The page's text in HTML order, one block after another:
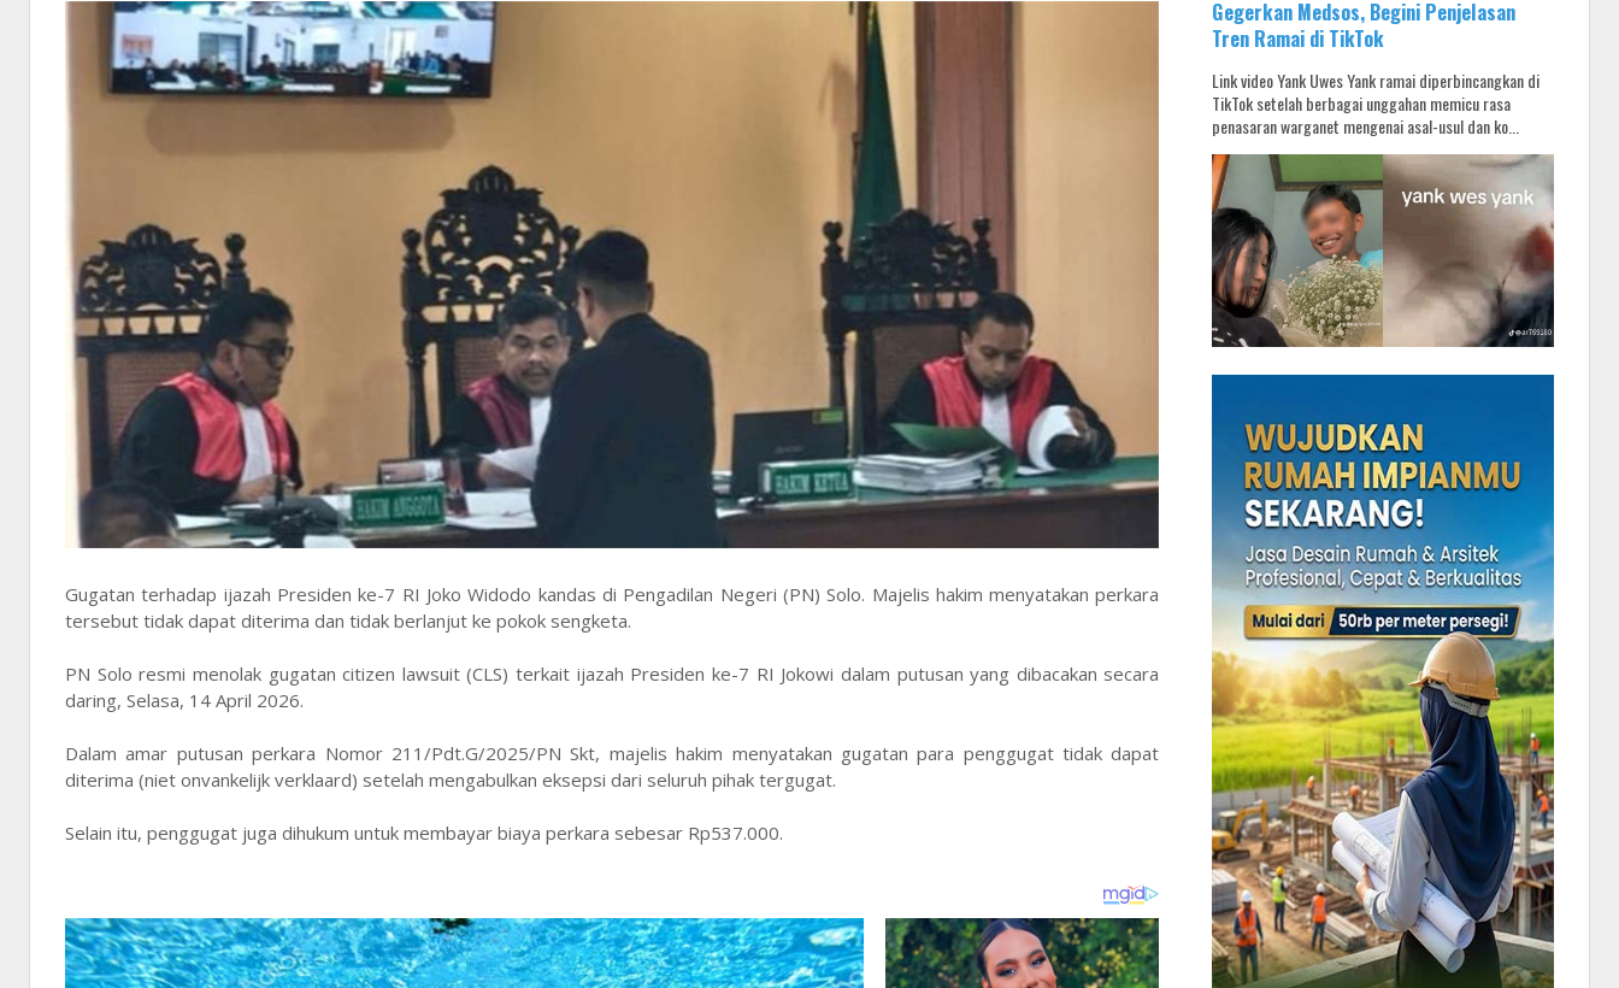
Gugatan terhadap ijazah Presiden ke-7 RI Joko Widodo kandas di Pengadilan Negeri (PN) Solo. Majelis hakim menyatakan perkara
tersebut tidak dapat diterima dan tidak berlanjut ke pokok sengketa.
PN Solo resmi menolak gugatan citizen lawsuit (CLS) terkait ijazah Presiden ke-7 RI Jokowi dalam putusan yang dibacakan secara
daring, Selasa, 14 April 2026.
Dalam amar putusan perkara Nomor 211/Pdt.G/2025/PN Skt, majelis hakim menyatakan gugatan para penggugat tidak dapat
diterima (niet onvankelijk verklaard) setelah mengabulkan eksepsi dari seluruh pihak tergugat.
Selain itu, penggugat juga dihukum untuk membayar biaya perkara sebesar Rp537.000.
Gegerkan Medsos, Begini Penjelasan
Tren Ramai di TikTok
Link video Yank Uwes Yank ramai diperbincangkan di
TikTok setelah berbagai unggahan memicu rasa
penasaran warganet mengenai asal-usul dan ko...